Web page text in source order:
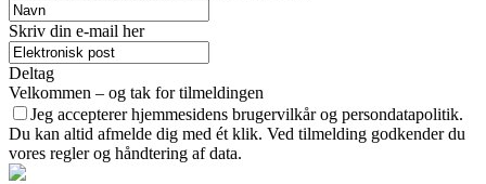
Skriv din e-mail her
Deltag
Velkommen – og tak for tilmeldingen
Jeg accepterer hjemmesidens brugervilkår og persondatapolitik.
Du kan altid afmelde dig med ét klik. Ved tilmelding godkender du
vores regler og håndtering af data.